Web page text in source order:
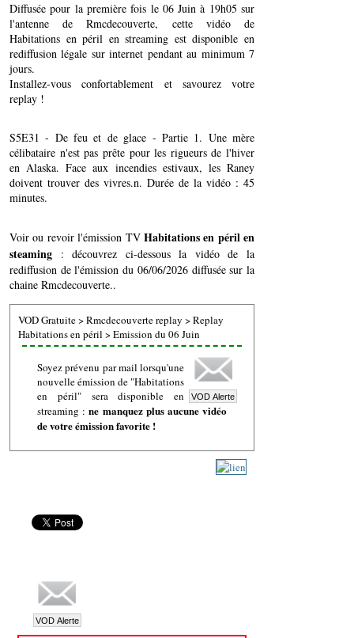
Diffusée pour la première fois le 06 Juin à 19h05 sur
l'antenne de Rmcdecouverte, cette vidéo de
Habitations en péril en streaming est disponible en
rediffusion légale sur internet pendant au minimum 7
jours.
Installez-vous confortablement et savourez votre
replay !
S5E31 - De feu et de glace - Partie 1. Une mère
célibataire n'est pas prête pour les rigueurs de l'hiver
en Alaska. Face aux incendies estivaux, les Raney
doivent trouver des vivres.n. Durée de la vidéo : 45
minutes.
Voir ou revoir l'émission TV Habitations en péril en
steaming : découvrez ci-dessous la vidéo de la
rediffusion de l'émission du 06/06/2026 diffusée sur la
chaine Rmcdecouverte..
VOD Gratuite>Rmcdecouverte replay >Replay
Habitations en péril >Emission du 06 Juin
Soyez prévenu par mail lorsqu'une
nouvelle émission de "Habitations
en péril" sera disponible en
streaming :ne manquez plus aucune vidéo
de votre émission favorite !